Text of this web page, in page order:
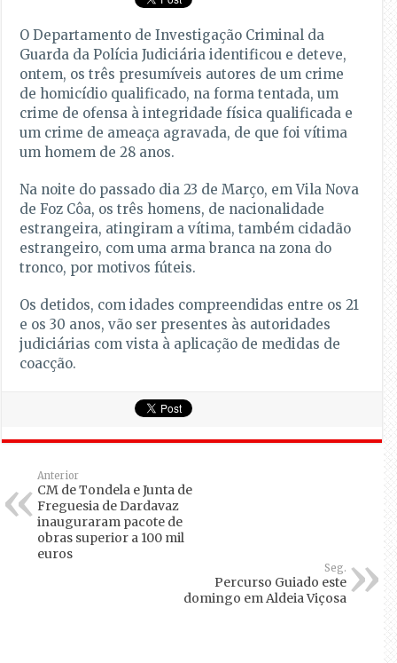
O Departamento de Investigação Criminal da
Guarda da Polícia Judiciária identificou e deteve,
ontem, os três presumíveis autores de um crime
de homicídio qualificado, na forma tentada, um
crime de ofensa à integridade física qualificada e
um crime de ameaça agravada, de que foi vítima
um homem de 28 anos.
Na noite do passado dia 23 de Março, em Vila Nova
de Foz Côa, os três homens, de nacionalidade
estrangeira, atingiram a vítima, também cidadão
estrangeiro, com uma arma branca na zona do
tronco, por motivos fúteis.
Os detidos, com idades compreendidas entre os 21
e os 30 anos, vão ser presentes às autoridades
judiciárias com vista à aplicação de medidas de
coacção.
Anterior
CM de Tondela e Junta de
Freguesia de Dardavaz
inauguraram pacote de
obras superior a 100 mil
euros
Seg.
Percurso Guiado este
domingo em Aldeia Viçosa